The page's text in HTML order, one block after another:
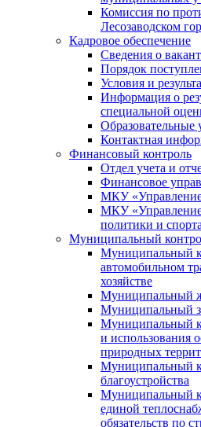
Комиссия по
Лесозаводском
Кадровое обеспечение
Сведения о
Порядок
Условия и
Информация о
специальной
Образовательные
Контактная
Финансовый контроль
Отдел учета и
Финансовое
МКУ «Управление
МКУ
политики и
Муниципальный
Муниципальный
автомобильном
хозяйстве
Муниципальный
Муниципальный
Муниципальный
и использования
природных
Муниципальный
благоустройства
Муниципальный
единой
обязательств по